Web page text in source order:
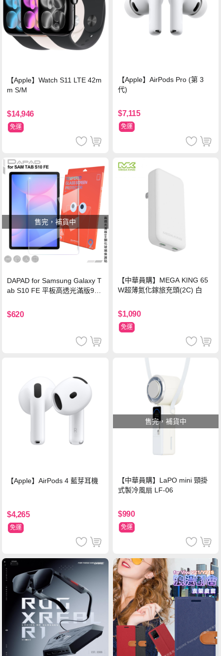
【Apple】Watch S11 LTE 42m
m S/M
$14,946
免運
【Apple】AirPods Pro (第 3
代)
$7,115
免運
售完，補貨中
DAPAD for Samsung Galaxy T
ab S10 FE 平板高透光滿版9H
$620
【中華員購】MEGA KING 65
W超薄氮化鎵旅充頭(2C) 白
$1,090
免運
【Apple】AirPods 4 藍芽耳機
$4,265
免運
售完，補貨中
【中華員購】LaPO mini 頸掛
式製冷風扇 LF-06
$990
免運